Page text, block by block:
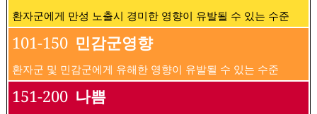
환자군에게 만성 노출시 경미한 영향이 유발될 수 있는 수준
101-150 민감군영향
환자군 및 민감군에게 유해한 영향이 유발될 수 있는 수준
151-200 나쁨